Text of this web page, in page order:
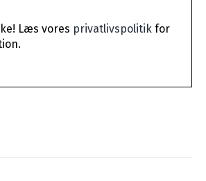
Læs vores privatlivspolitik for